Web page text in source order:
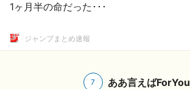
1ヶ月半の命だった･･･
ジャンプまとめ速報
7 ああ言えばForYou